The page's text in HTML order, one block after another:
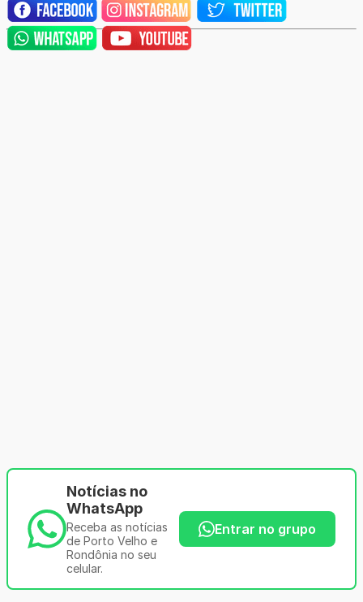
Notícias no
WhatsApp
Receba as notícias
de Porto Velho e
Rondônia no seu
celular.
Entrar no grupo